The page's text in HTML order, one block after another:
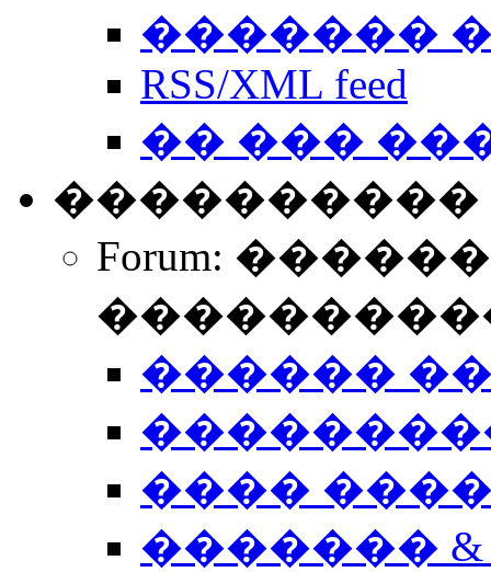
�������
RSS/XML feed
�� ���
����������
Forum:
������
����
�������